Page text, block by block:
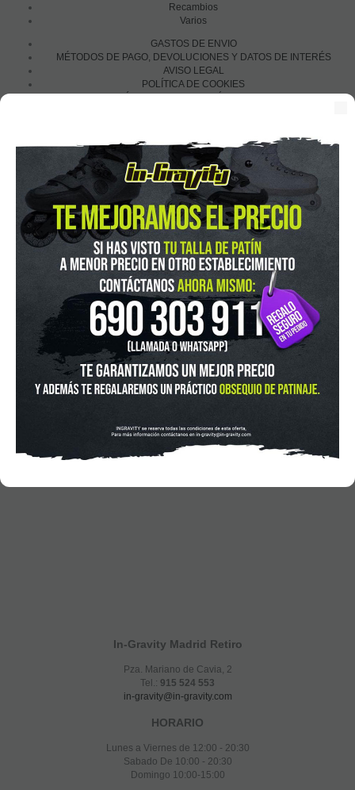
Recambios
Varios
GASTOS DE ENVIO
MÉTODOS DE PAGO, DEVOLUCIONES Y DATOS DE INTERÉS
AVISO LEGAL
POLÍTICA DE COOKIES
In-Gravity roller&skate shop
In-Gravity Madrid Retiro
Pza. Mariano de Cavia, 2
Tel.: 915 524 553
in-gravity@in-gravity.com
HORARIO
Lunes a Viernes de 12:00 - 20:30
Sabado De 10:00 - 20:30
Domingo 10:00-15:00